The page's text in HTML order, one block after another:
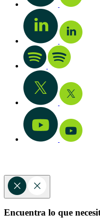
Encuentra lo que